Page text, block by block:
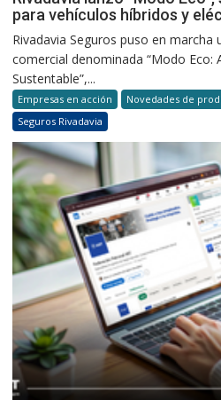
para vehículos híbridos y
Rivadavia Seguros puso en marcha
comercial denominada “Modo Eco:
Sustentable”,...
Empresas en acción
Novedades de
Seguros Rivadavia